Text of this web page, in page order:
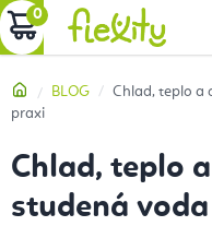
Prejsť
na
NÁKUPNÝ
Domov
BLOG
Chlad, teplo a
praxi
Chlad, teplo
studená